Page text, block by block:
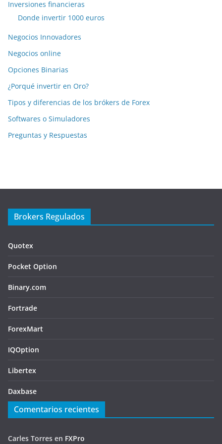
Inversiones financieras
Donde invertir 1000 euros
Negocios Innovadores
Negocios online
Opciones Binarias
¿Porqué invertir en Oro?
Tipos y diferencias de los brókers de Forex
Softwares o Simuladores
Preguntas y Respuestas
Brokers Regulados
Quotex
Pocket Option
Binary.com
Fortrade
ForexMart
IQOption
Libertex
Daxbase
Comentarios recientes
Carles Torres en FXPro